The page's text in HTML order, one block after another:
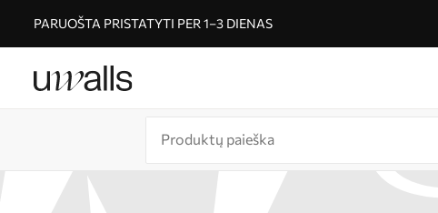
PARUOŠTA PRISTATYTI PER 1–3 DIENAS